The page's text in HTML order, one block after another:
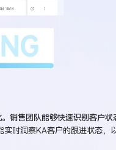
销售团队能够快速识别客户
时洞察KA客户的跟进状态，